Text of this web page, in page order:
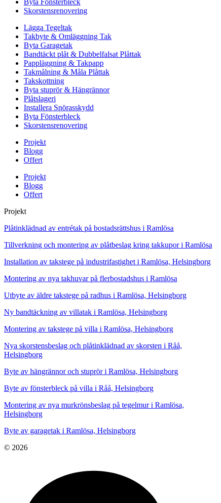
Skorstensrenovering
Lägga Tegeltak
Takbyte & Omläggning Tak
Byta Garagetak
Bandtäckt plåt & Dubbelfalsat Plåttak
Pappläggning & Takpapp
Takmålning & Måla Plåttak
Takskottning
Byta stuprör & Hängrännor
Plåtslageri
Installera Snörasskydd
Byta Fönsterbleck
Skorstensrenovering
Projekt
Blogg
Offert
Projekt
Blogg
Offert
Projekt
Plåtinklädnad av entrétak på bostadsrättshus i Ramlösa
Tillverkning och montering av plåtbeslag kring takkupor i Ramlösa
Installation av takstege på industrifastighet i Ramlösa, Helsingborg
Montering av nya takhuvar på flerbostadshus i Ramlösa
Utbyte av äldre takstege på radhus i Ramlösa, Helsingborg
Ny bandtäckning av villatak i Ramlösa, Helsingborg
Montering av takstege på villa i Ramlösa, Helsingborg
Nya skorstensbeslag och plåtinklädnad av skorsten i Råå,
Helsingborg
Byte av hängrännor och stuprör i Ramlösa, Helsingborg
Byte av fönsterbleck på villa i Råå, Helsingborg
Montering av nya murkrönsbeslag på tegelmur i Ramlösa,
Helsingborg
Byte av garagetak i Ramlösa, Helsingborg
© 2026